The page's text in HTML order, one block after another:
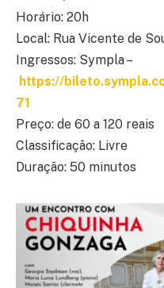
Horário: 20h
Local: Rua Vicente de
Ingressos: Sympla –
https://
71
Preço: de 60 a 120 reais
Classificação: Livre
Duração: 50 minutos